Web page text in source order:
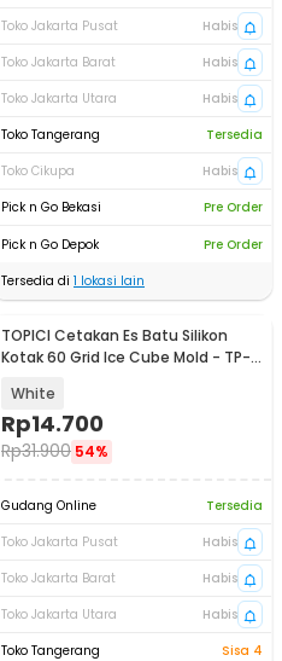
Toko Jakarta Pusat
Habis
Toko Jakarta Barat
Habis
Toko Jakarta Utara
Habis
Toko Tangerang
Tersedia
Toko Cikupa
Habis
Pick n Go Bekasi
Pre Order
Pick n Go Depok
Pre Order
Tersedia di 1 lokasi lain
TOPICI Cetakan Es Batu Silikon
Kotak 60 Grid Ice Cube Mold - TP-
White
Rp14.700
Rp31.900 54%
Gudang Online
Tersedia
Toko Jakarta Pusat
Habis
Toko Jakarta Barat
Habis
Toko Jakarta Utara
Habis
Toko Tangerang
Sisa 4